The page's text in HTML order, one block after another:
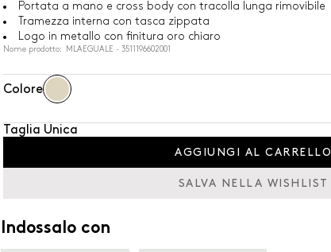
Portata a mano e cross body con tracolla lunga rimovibile
Tramezza interna con tasca zippata
Logo in metallo con finitura oro chiaro
Nome prodotto: MLAEGUALE - 3511196602001
Colore
Taglia Unica
AGGIUNGI AL CARRELLO
SALVA NELLA WISHLIST
Indossalo con